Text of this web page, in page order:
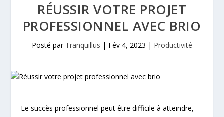
RÉUSSIR VOTRE PROJET
PROFESSIONNEL AVEC BRIO
Posté par Tranquillus | Fév 4, 2023 | Productivité
Le succès professionnel peut être difficile à atteindre,